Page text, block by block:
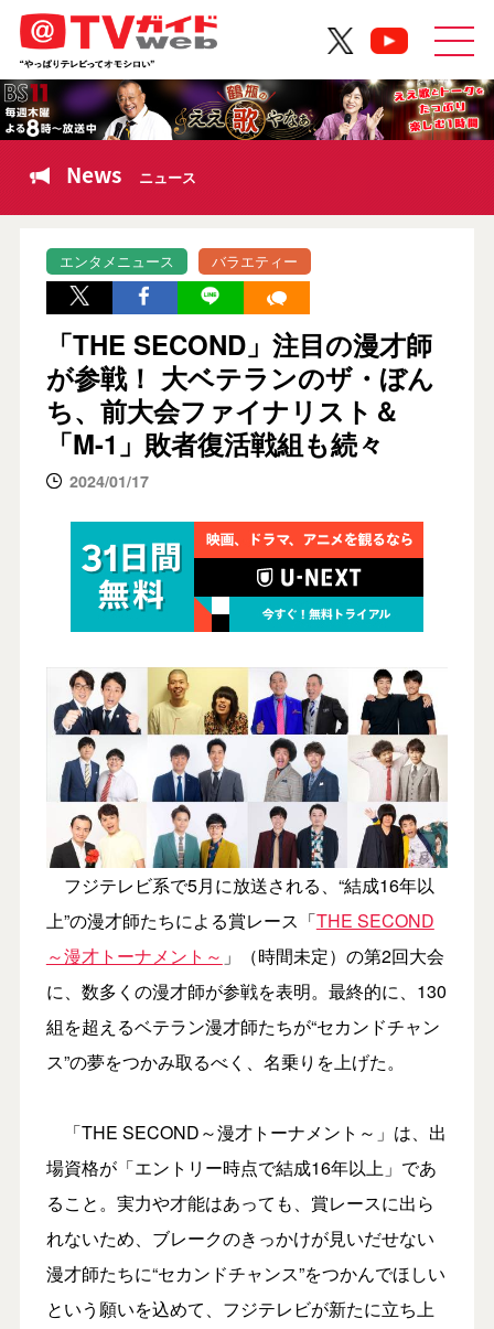
News ニュース
エンタメニュース バラエティー
「THE SECOND」注目の漫才師
が参戦！ 大ベテランのザ・ぼん
ち、前大会ファイナリスト＆
「M-1」敗者復活戦組も続々
2024/01/17
フジテレビ系で5月に放送される、“結成16年以
上”の漫才師たちによる賞レース「THE SECOND
～漫才トーナメント～ 」（時間未定）の第2回大会
に、数多くの漫才師が参戦を表明。最終的に、130
組を超えるベテラン漫才師たちが“セカンドチャン
ス”の夢をつかみ取るべく、名乗りを上げた。
「THE SECOND～漫才トーナメント～」は、出
場資格が「エントリー時点で結成16年以上」であ
ること。実力や才能はあっても、賞レースに出ら
れないため、ブレークのきっかけが見いだせない
漫才師たちに“セカンドチャンス”をつかんでほしい
という願いを込めて、フジテレビが新たに立ち上